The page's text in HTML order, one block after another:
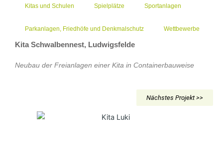
Kitas und Schulen Spielplätze Sportanlagen
Parkanlagen, Friedhöfe und Denkmalschutz Wettbewerbe
Kita Schwalbennest, Ludwigsfelde
Neubau der Freianlagen einer Kita in Containerbauweise
Nächstes Projekt >>